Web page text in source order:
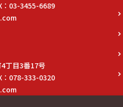
03-3455-6689
丁目3番17号
078-333-0320